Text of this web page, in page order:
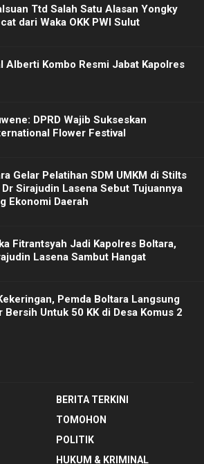
Ttd Salah Satu Alasan Yongky
dari Waka OKK PWI Sulut
Alberti Kombo Resmi Jabat Kapolres
DPRD Wajib Sukseskan
Flower Festival
Gelar Pelatihan SDM UMKM di Stilts
Sirajudin Lasena Sebut Tujuannya
Ekonomi Daerah
Fitrantsyah Jadi Kapolres Boltara,
Lasena Sambut Hangat
Pemda Boltara Langsung
Untuk 50 KK di Desa Komus 2
BERITA TERKINI
TOMOHON
POLITIK
HUKUM & KRIMINAL